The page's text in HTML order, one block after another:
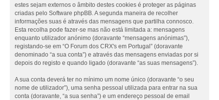
estes sejam externos o âmbito destes cookies é proteger as páginas
criadas pelo Software phpBB. A segunda maneira de recolher
informações suas é através das mensagens que partilha connosco.
Esta recolha pode fazer-se mas não está limitada a: mensagens
enquanto utilizador anónimo (doravante “mensagens anónimas”),
registando-se em “O Forum dos CRX's em Portugal” (doravante
denominado “a sua conta”) e através das mensagens enviadas por si
depois do registo e quando ligado (doravante “as suas mensagens”).
A sua conta deverá ter no mínimo um nome único (doravante “o seu
nome de utilizador”), uma senha pessoal utilizada para entrar na sua
conta (doravante, “a sua senha”) e um endereço pessoal de email